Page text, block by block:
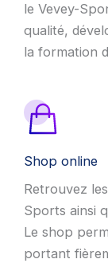
le Vevey-
qualité,
la formation
Shop online
Retrouvez
Sports ainsi
Le shop
portant